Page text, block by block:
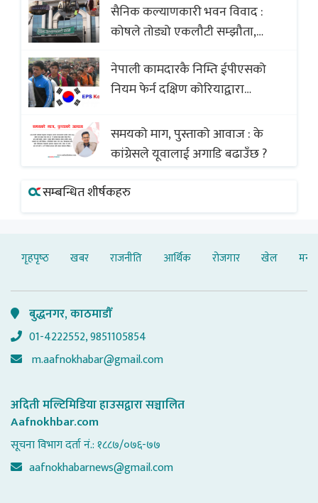
सैनिक कल्याणकारी भवन विवाद :
कोषले तोड्यो एकलौटी सम्झौता,
(भिडियो)
नेपाली कामदारकै निम्ति ईपीएसको
नियम फेर्न दक्षिण कोरियाद्वारा
समयको माग, पुस्ताको आवाज : के
कांग्रेसले यूवालाई अगाडि बढाउँछ ?
सम्बन्धित शीर्षकहरु
गृहपृष्‍ठ खबर राजनीति आर्थिक रोजगार खेल
बुद्धनगर, काठमाडौँ
01-4222552, 9851105854
m.aafnokhabar@gmail.com
अदिती मल्टिमिडिया हाउसद्वारा सञ्चालित
Aafnokhbar.com
सूचना विभाग दर्ता नं.: १८८७/०७६-७७
aafnokhabarnews@gmail.com